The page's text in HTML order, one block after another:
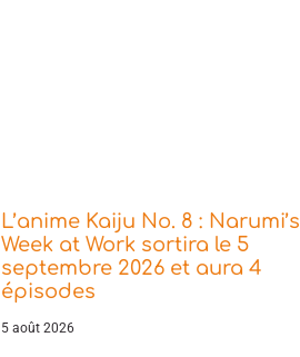
L’anime Kaiju No. 8 : Narumi’s
Week at Work sortira le 5
septembre 2026 et aura 4
épisodes
5 août 2026